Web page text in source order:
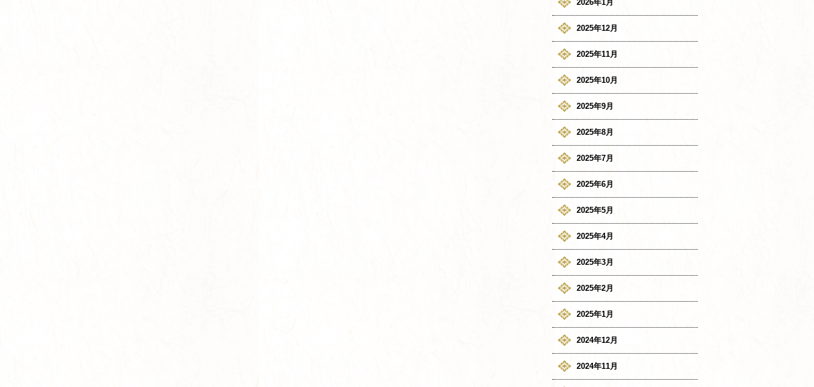
2026年1月
2025年12月
2025年11月
2025年10月
2025年9月
2025年8月
2025年7月
2025年6月
2025年5月
2025年4月
2025年3月
2025年2月
2025年1月
2024年12月
2024年11月